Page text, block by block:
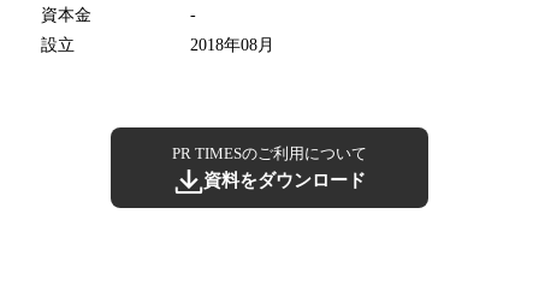
資本金
-
設立
2018年08月
PR TIMESのご利用について
資料をダウンロード